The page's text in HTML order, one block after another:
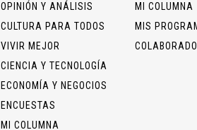
OPINIÓN Y ANÁLISIS
CULTURA PARA TODOS
VIVIR MEJOR
CIENCIA Y TECNOLOGÍA
ECONOMÍA Y NEGOCIOS
ENCUESTAS
MI COLUMNA
MI COLUMNA
MIS